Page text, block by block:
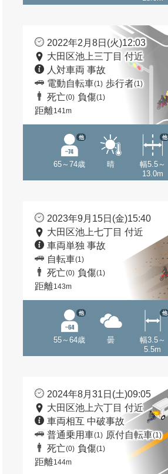
2022年2月8日(火)12:03
大田区池上三丁目 付近
人対車両 事故
電動自転車(1) 歩行者(1)
死亡(0) 負傷(1)
距離141m
65～74歳
他
晴
幅5.5～
13.0m
他
2023年9月15日(金)15:40
大田区池上七丁目 付近
車両単独 事故
自転車(1)
死亡(0) 負傷(1)
距離143m
55～64歳
他
曇
幅3.5～
5.5m
他
2024年8月31日(土)09:05
大田区池上六丁目 付近
車両相互 中破事故
普通乗用車(1) 原付自転車(1)
死亡(0) 負傷(1)
距離144m